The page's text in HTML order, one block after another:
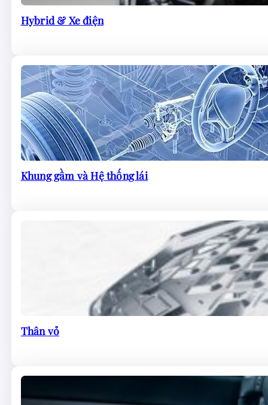
Hybrid & Xe điện
Khung gầm và Hệ thống lái
Thân vỏ